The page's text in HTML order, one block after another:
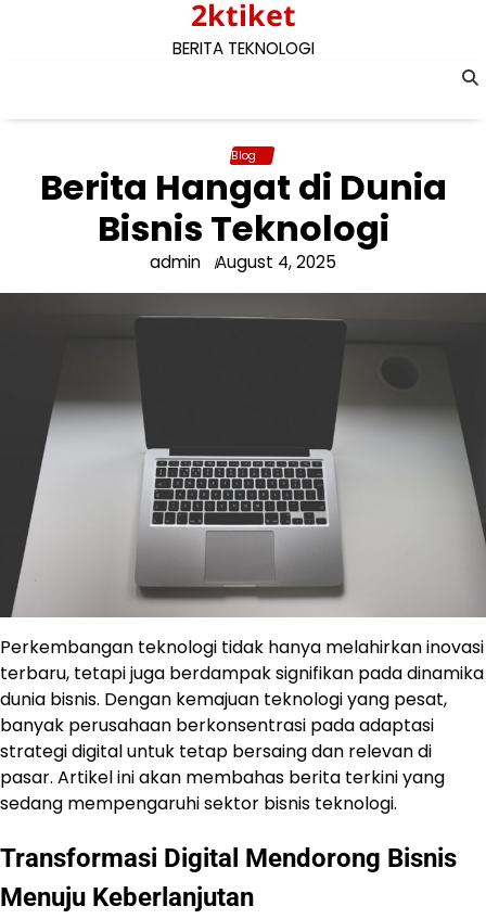
2ktiket
BERITA TEKNOLOGI
Blog
Berita Hangat di Dunia
Bisnis Teknologi
admin August 4, 2025
Perkembangan teknologi tidak hanya melahirkan inovasi
terbaru, tetapi juga berdampak signifikan pada dinamika
dunia bisnis. Dengan kemajuan teknologi yang pesat,
banyak perusahaan berkonsentrasi pada adaptasi
strategi digital untuk tetap bersaing dan relevan di
pasar. Artikel ini akan membahas berita terkini yang
sedang mempengaruhi sektor bisnis teknologi.
Transformasi Digital Mendorong Bisnis
Menuju Keberlanjutan